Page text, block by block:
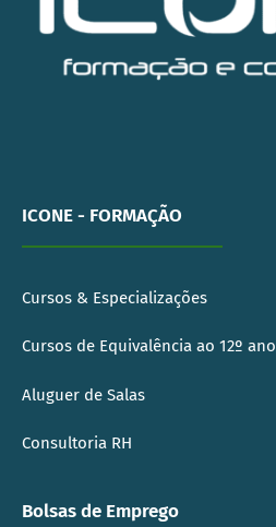
ICONE - FORMAÇÃO
Cursos & Especializações
Cursos de Equivalência ao 12º ano
Aluguer de Salas
Consultoria RH
Bolsas de Emprego